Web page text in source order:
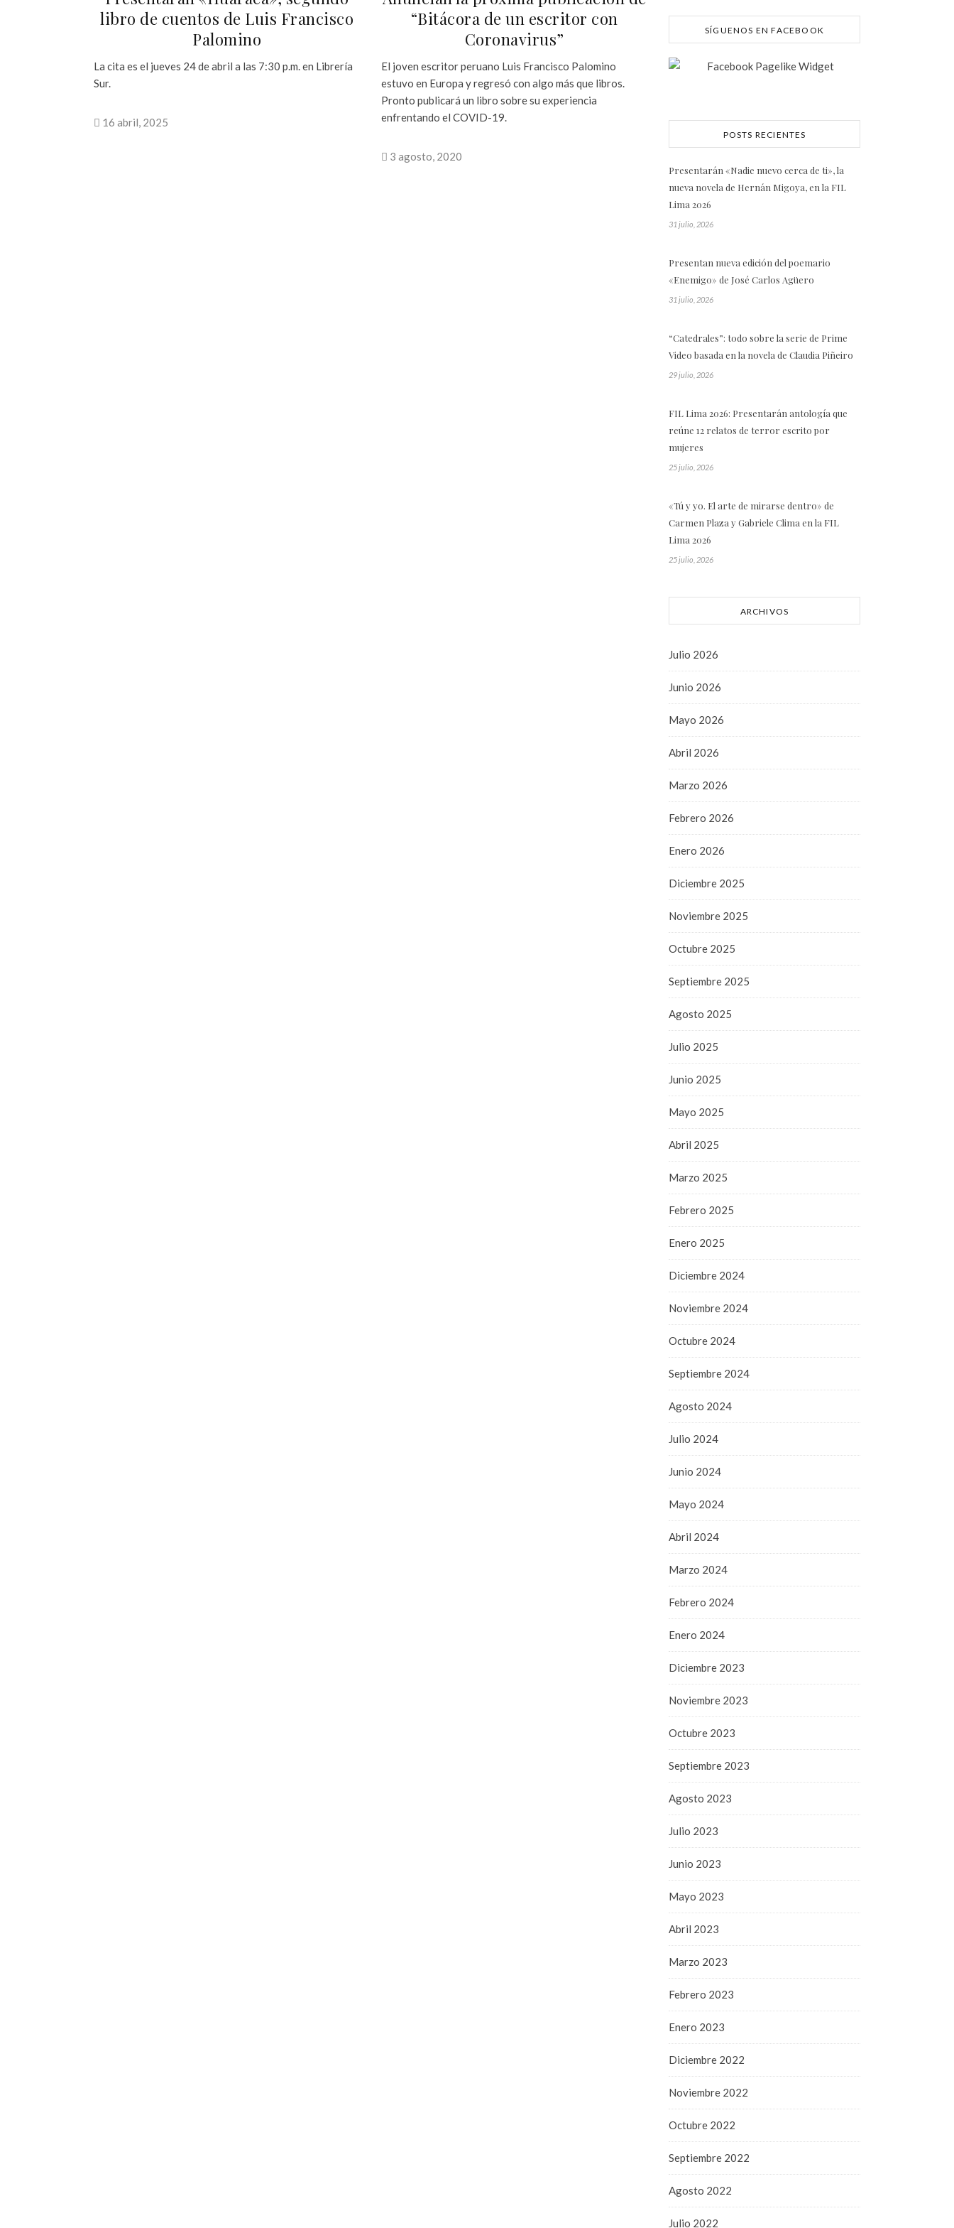
libro de cuentos de Luis Francisco
Palomino
La cita es el jueves 24 de abril a las 7:30 p.m. en Librería
Sur.
16 abril, 2025
“Bitácora de un escritor con
Coronavirus”
El joven escritor peruano Luis Francisco Palomino
estuvo en Europa y regresó con algo más que libros.
Pronto publicará un libro sobre su experiencia
enfrentando el COVID-19.
3 agosto, 2020
SÍGUENOS EN FACEBOOK
POSTS RECIENTES
Presentarán «Nadie nuevo cerca de ti», la
nueva novela de Hernán Migoya, en la FIL
Lima 2026
31 julio, 2026
Presentan nueva edición del poemario
«Enemigo» de José Carlos Agüero
31 julio, 2026
“Catedrales”: todo sobre la serie de Prime
Video basada en la novela de Claudia Piñeiro
29 julio, 2026
FIL Lima 2026: Presentarán antología que
reúne 12 relatos de terror escrito por
mujeres
25 julio, 2026
«Tú y yo. El arte de mirarse dentro» de
Carmen Plaza y Gabriele Clima en la FIL
Lima 2026
25 julio, 2026
ARCHIVOS
Julio 2026
Junio 2026
Mayo 2026
Abril 2026
Marzo 2026
Febrero 2026
Enero 2026
Diciembre 2025
Noviembre 2025
Octubre 2025
Septiembre 2025
Agosto 2025
Julio 2025
Junio 2025
Mayo 2025
Abril 2025
Marzo 2025
Febrero 2025
Enero 2025
Diciembre 2024
Noviembre 2024
Octubre 2024
Septiembre 2024
Agosto 2024
Julio 2024
Junio 2024
Mayo 2024
Abril 2024
Marzo 2024
Febrero 2024
Enero 2024
Diciembre 2023
Noviembre 2023
Octubre 2023
Septiembre 2023
Agosto 2023
Julio 2023
Junio 2023
Mayo 2023
Abril 2023
Marzo 2023
Febrero 2023
Enero 2023
Diciembre 2022
Noviembre 2022
Octubre 2022
Septiembre 2022
Agosto 2022
Julio 2022